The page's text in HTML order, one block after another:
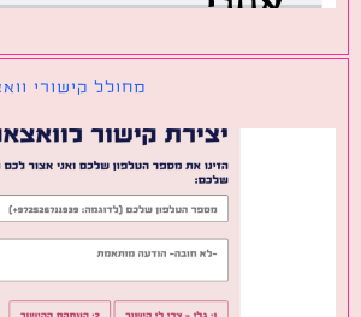
מחולל קישורי וואצאפ